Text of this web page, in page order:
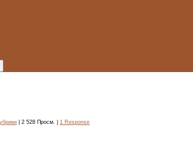
| 2 528 Просм. | 1 Response